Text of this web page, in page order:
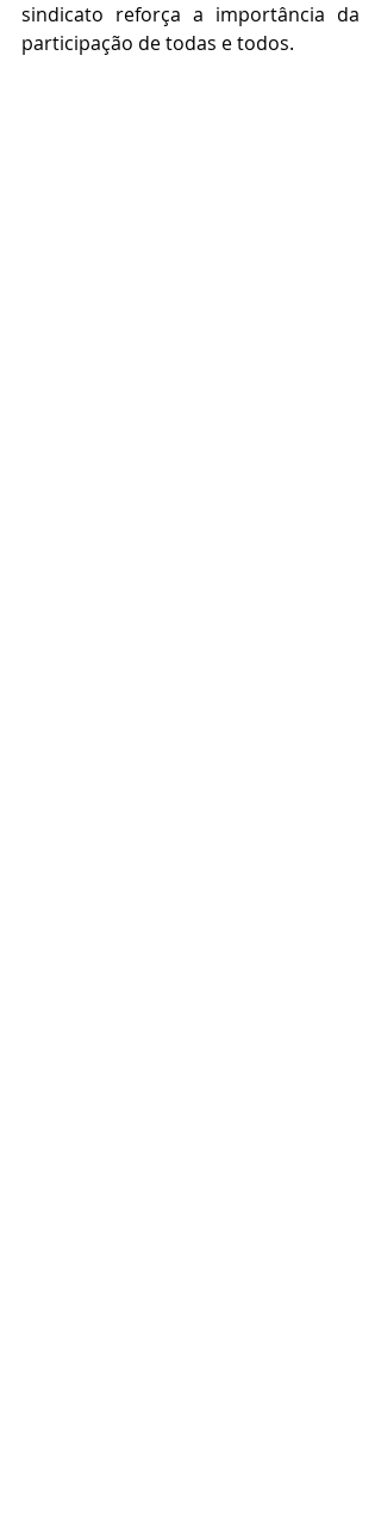
sindicato reforça a importância da
participação de todas e todos.